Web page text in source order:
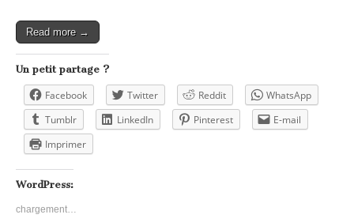
Read more →
Un petit partage ?
Facebook Twitter Reddit
WhatsApp
Tumblr
LinkedIn Pinterest
E-mail
Imprimer
WordPress:
chargement…